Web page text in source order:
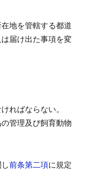
地を管轄する都道
届け出た事項を変
ればならない。
管理及び飼育動物
前条第二項に規定